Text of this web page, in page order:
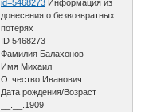
id=5468273 Информация из
донесения о безвозвратных
потерях
ID 5468273
Фамилия Балахонов
Имя Михаил
Отчество Иванович
Дата рождения/Возраст
__.__.1909